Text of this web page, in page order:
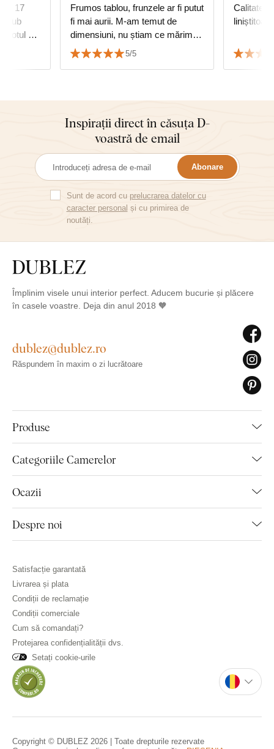
17
sub
totul ok,
Frumos tablou, frunzele ar fi putut
fi mai aurii. M-am temut de
dimensiuni, nu știam ce mărime
de tablou să aleg, dar se
potrivește perfect și se asortează
5/5
Calitate
liniștitoare
Inspirații direct în căsuța D-
voastră de email
Abonare
Sunt de acord cu prelucrarea datelor cu
caracter personal și cu primirea de
noutăți.
Împlinim visele unui interior perfect. Aducem bucurie și plăcere
în casele voastre. Deja din anul 2018 🧡
Produse
Categoriile Camerelor
Ocazii
Despre noi
dublez@dublez.ro
Răspundem în maxim o zi lucrătoare
Satisfacție garantată
Livrarea și plata
Condiții de reclamație
Condiții comerciale
Cum să comandați?
Protejarea confidențialității dvs.
Setați cookie-urile
Copyright © DUBLEZ 2026 | Toate drepturile rezervate